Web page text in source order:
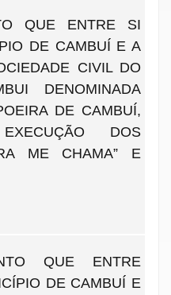
QUE ENTRE SI
DE CAMBUÍ E A
CIVIL DO
DENOMINADA
DE CAMBUÍ,
DOS
ME CHAMA” E
QUE ENTRE
DE CAMBUÍ E